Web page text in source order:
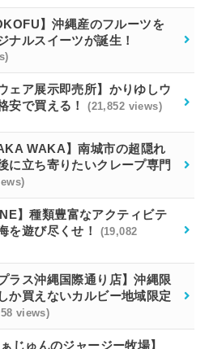
】沖縄産のフルーツを
ナルスイーツが誕生！
ェア展示即売所】かりゆしウ
安で買える！
(21,852 views)
WAKA】南城市の超隠れ
に立ち寄りたいクレープ専門
】種類豊富なアクティビテ
を遊び尽くせ！
(19,082
ラス沖縄国際通り店】沖縄限
か買えないカルビー地域限定
views)
じゅんのジャージー牧場】